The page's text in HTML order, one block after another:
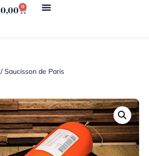
0,00 0
/ Saucisson de Paris